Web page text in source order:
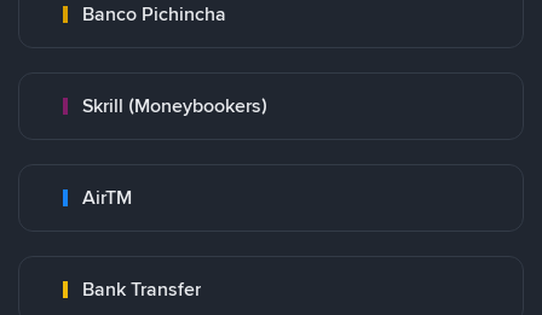
Banco Pichincha
Skrill (Moneybookers)
AirTM
Bank Transfer